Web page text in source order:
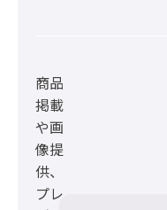
商品
掲載
や画
像提
供、
プレ